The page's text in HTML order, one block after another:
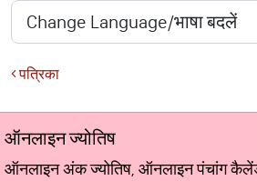
पत्रिका
ऑनलाइन ज्योतिष
ऑनलाइन अंक ज्योतिष, ऑनलाइन पंचांग